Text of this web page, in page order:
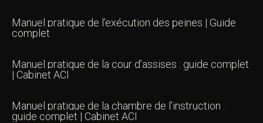
Manuel pratique de l’exécution des peines | Guide
complet
Manuel pratique de la cour d’assises : guide complet
| Cabinet ACI
Manuel pratique de la chambre de l’instruction :
guide complet | Cabinet ACI